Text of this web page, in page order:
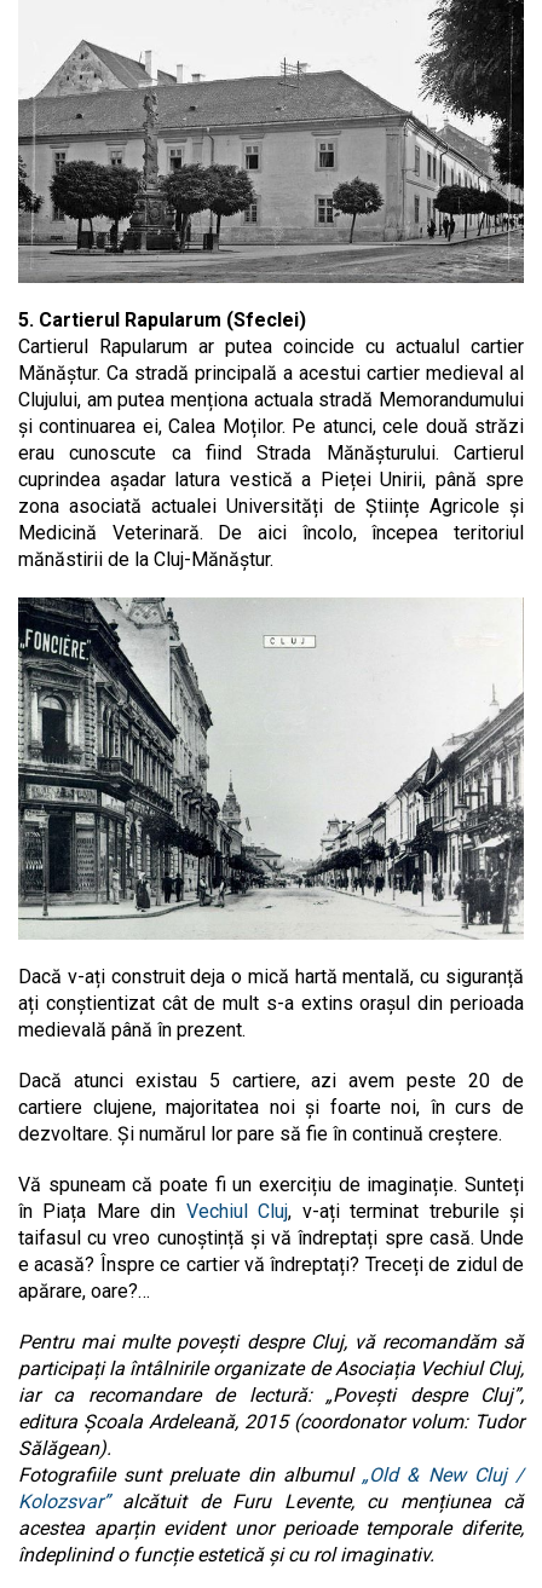
5. Cartierul Rapularum (Sfeclei)
Cartierul Rapularum ar putea coincide cu actualul cartier
Mănăștur. Ca stradă principală a acestui cartier medieval al
Clujului, am putea menționa actuala stradă Memorandumului
și continuarea ei, Calea Moților. Pe atunci, cele două străzi
erau cunoscute ca fiind Strada Mănășturului. Cartierul
cuprindea așadar latura vestică a Pieței Unirii, până spre
zona asociată actualei Universități de Științe Agricole și
Medicină Veterinară. De aici încolo, începea teritoriul
mănăstirii de la Cluj-Mănăștur.
Dacă v-ați construit deja o mică hartă mentală, cu siguranță
ați conștientizat cât de mult s-a extins orașul din perioada
medievală până în prezent.
Dacă atunci existau 5 cartiere, azi avem peste 20 de
cartiere clujene, majoritatea noi și foarte noi, în curs de
dezvoltare. Și numărul lor pare să fie în continuă creștere.
Vă spuneam că poate fi un exercițiu de imaginație. Sunteți
în Piața Mare din Vechiul Cluj, v-ați terminat treburile și
taifasul cu vreo cunoștință și vă îndreptați spre casă. Unde
e acasă? Înspre ce cartier vă îndreptați? Treceți de zidul de
apărare, oare?…
Pentru mai multe povești despre Cluj, vă recomandăm să
participați la întâlnirile organizate de Asociația Vechiul Cluj,
iar ca recomandare de lectură: „Povești despre Cluj”,
editura Școala Ardeleană, 2015 (coordonator volum: Tudor
Sălăgean).
Fotografiile sunt preluate din albumul „Old & New Cluj /
Kolozsvar” alcătuit de Furu Levente, cu mențiunea că
acestea aparțin evident unor perioade temporale diferite,
îndeplinind o funcție estetică și cu rol imaginativ.